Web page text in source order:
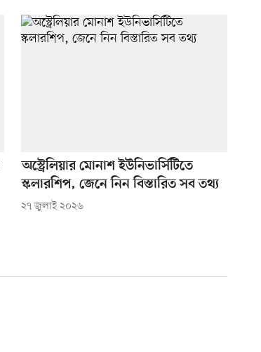
অস্ট্রেলিয়ার মোনাশ ইউনিভার্সিটিতে
স্কলারশিপ, জেনে নিন বিস্তারিত সব তথ্য
২৭ জুলাই ২০২৬